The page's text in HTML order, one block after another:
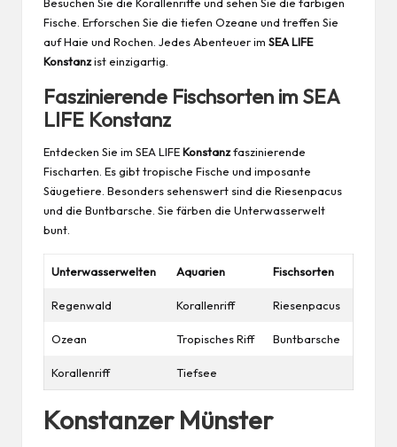
Besuchen Sie die Korallenriffe und sehen Sie die farbigen
Fische. Erforschen Sie die tiefen Ozeane und treffen Sie
auf Haie und Rochen. Jedes Abenteuer im SEA LIFE
Konstanzist einzigartig.
Faszinierende Fischsorten im SEA
LIFE Konstanz
Entdecken Sie im SEA LIFEKonstanzfaszinierende
Fischarten. Es gibt tropische Fische und imposante
Säugetiere. Besonders sehenswert sind die Riesenpacus
und die Buntbarsche. Sie färben die Unterwasserwelt
bunt.
Unterwasserwelten Aquarien Fischsorten
Regenwald Korallenriff Riesenpacus
Ozean Tropisches Riff Buntbarsche
Korallenriff Tiefsee
Konstanzer Münster